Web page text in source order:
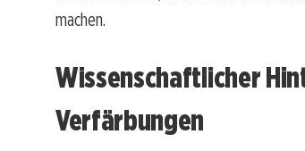
machen.
Wissenschaftlicher
Verfärbungen